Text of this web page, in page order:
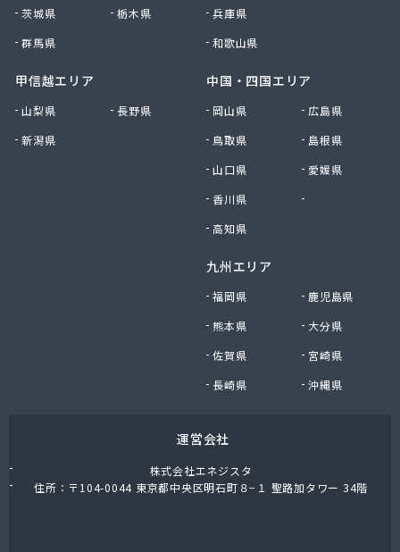
茨城県
栃木県
群馬県
甲信越エリア
山梨県
長野県
新潟県
兵庫県
和歌山県
中国・四国エリア
岡山県
広島県
鳥取県
島根県
山口県
愛媛県
香川県
高知県
九州エリア
福岡県
鹿児島県
熊本県
大分県
佐賀県
宮崎県
長崎県
沖縄県
運営会社
株式会社エネジスタ
住所：〒104-0044 東京都中央区明石町８−１ 聖路加タワー 34階